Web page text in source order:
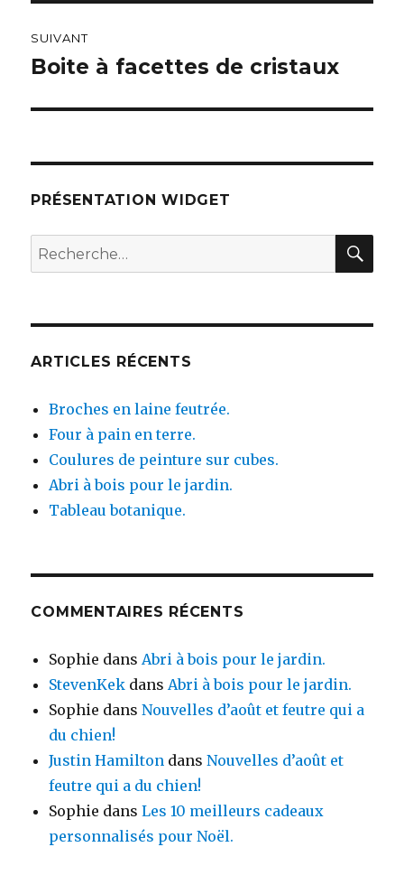
SUIVANT
Publication
Boite à facettes de cristaux
PRÉSENTATION WIDGET
Recherche
pour :
ARTICLES RÉCENTS
Broches en laine feutrée.
Four à pain en terre.
Coulures de peinture sur cubes.
Abri à bois pour le jardin.
Tableau botanique.
COMMENTAIRES RÉCENTS
Sophie dans Abri à bois pour le jardin.
StevenKek dans Abri à bois pour le jardin.
Sophie dansNouvelles d’août et feutre qui a
du chien!
Justin Hamilton dansNouvelles d’août et
feutre qui a du chien!
Sophie dansLes 10 meilleurs cadeaux
personnalisés pour Noël.